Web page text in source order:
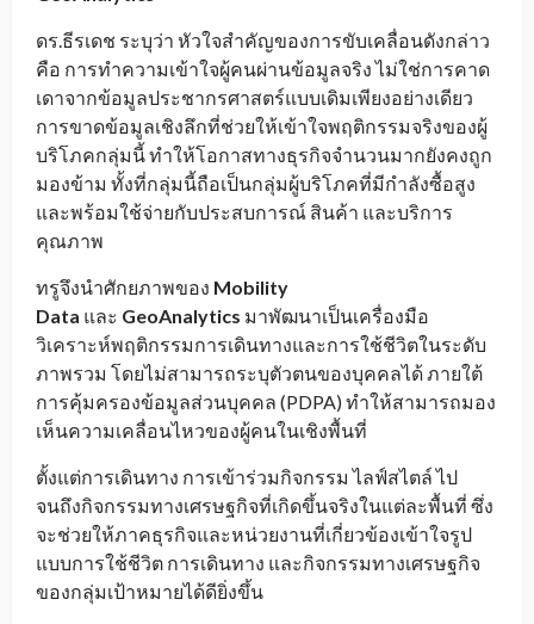
ดร.ธีรเดช ระบุว่า หัวใจสำคัญของการขับเคลื่อนดังกล่าว
คือ การทำความเข้าใจผู้คนผ่านข้อมูลจริง ไม่ใช่การคาด
เดาจากข้อมูลประชากรศาสตร์แบบเดิมเพียงอย่างเดียว
การขาดข้อมูลเชิงลึกที่ช่วยให้เข้าใจพฤติกรรมจริงของผู้
บริโภคกลุ่มนี้ ทำให้โอกาสทางธุรกิจจำนวนมากยังคงถูก
มองข้าม ทั้งที่กลุ่มนี้ถือเป็นกลุ่มผู้บริโภคที่มีกำลังซื้อสูง
และพร้อมใช้จ่ายกับประสบการณ์ สินค้า และบริการ
คุณภาพ
ทรูจึงนำศักยภาพของ Mobility
Data และ GeoAnalytics มาพัฒนาเป็นเครื่องมือ
วิเคราะห์พฤติกรรมการเดินทางและการใช้ชีวิตในระดับ
ภาพรวม โดยไม่สามารถระบุตัวตนของบุคคลได้ ภายใต้
การคุ้มครองข้อมูลส่วนบุคคล (PDPA) ทำให้สามารถมอง
เห็นความเคลื่อนไหวของผู้คนในเชิงพื้นที่
ตั้งแต่การเดินทาง การเข้าร่วมกิจกรรม ไลฟ์สไตล์ ไป
จนถึงกิจกรรมทางเศรษฐกิจที่เกิดขึ้นจริงในแต่ละพื้นที่ ซึ่ง
จะช่วยให้ภาคธุรกิจและหน่วยงานที่เกี่ยวข้องเข้าใจรูป
แบบการใช้ชีวิต การเดินทาง และกิจกรรมทางเศรษฐกิจ
ของกลุ่มเป้าหมายได้ดียิ่งขึ้น